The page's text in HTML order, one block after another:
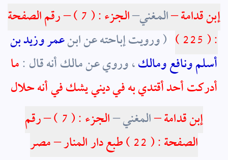
إبن قدامة –المغني–
الجزء : ( 7 ) – رقم الصفحة
: ( 225 )
( ورويت إباحته عن ابنعمر وزيد بن
أسلم ونافع ومالك، وروي عن مالك أنه قال :ما
أدركت أحد أقتدي به في ديني يشك في أنه حلال
إبن قدامة–المغني –
الجزء : ( 7 ) – رقم
الصفحة : ( 22 ) طبع دار المنار – مصر